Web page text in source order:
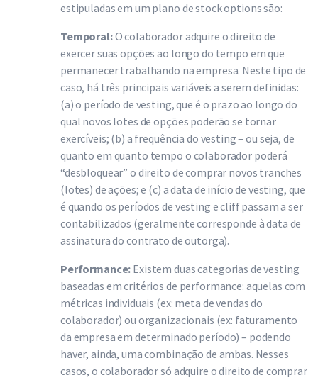
estipuladas em um plano de stock options são:
Temporal:O colaborador adquire o direito de
exercer suas opções ao longo do tempo em que
permanecer trabalhando na empresa. Neste tipo de
caso, há três principais variáveis a serem definidas:
(a) o período de vesting, que é o prazo ao longo do
qual novos lotes de opções poderão se tornar
exercíveis; (b) a frequência do vesting – ou seja, de
quanto em quanto tempo o colaborador poderá
“desbloquear” o direito de comprar novos tranches
(lotes) de ações; e (c) a data de início de vesting, que
é quando os períodos de vesting e cliff passam a ser
contabilizados (geralmente corresponde à data de
assinatura do contrato de outorga).
Performance: Existem duas categorias de vesting
baseadas em critérios de performance: aquelas com
métricas individuais (ex: meta de vendas do
colaborador) ou organizacionais (ex: faturamento
da empresa em determinado período) – podendo
haver, ainda, uma combinação de ambas. Nesses
casos, o colaborador só adquire o direito de comprar